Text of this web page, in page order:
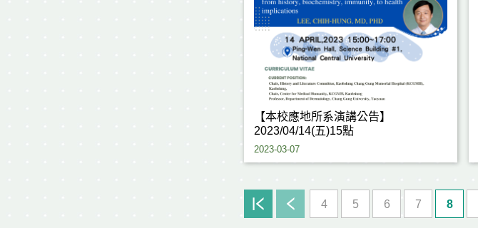
【本校應地所系演講公告】
2023/04/14(五)15點
2023-03-07
4 5 6 7 8